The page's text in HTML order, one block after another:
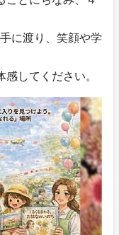
に渡り、笑顔や学
してください。